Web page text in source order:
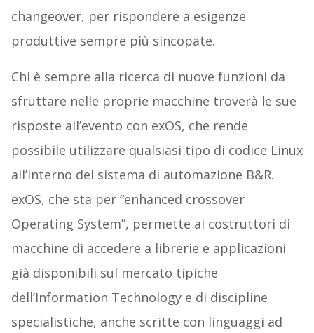
changeover, per rispondere a esigenze
produttive sempre più sincopate.
Chi è sempre alla ricerca di nuove funzioni da
sfruttare nelle proprie macchine troverà le sue
risposte all’evento con exOS, che rende
possibile utilizzare qualsiasi tipo di codice Linux
all’interno del sistema di automazione B&R.
exOS, che sta per “enhanced crossover
Operating System”, permette ai costruttori di
macchine di accedere a librerie e applicazioni
già disponibili sul mercato tipiche
dell’Information Technology e di discipline
specialistiche, anche scritte con linguaggi ad